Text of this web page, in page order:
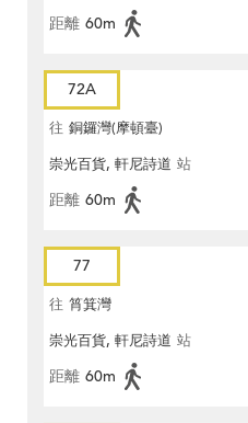
距離 60m
72A
往 銅鑼灣(摩頓臺)
崇光百貨, 軒尼詩道 站
距離 60m
77
往 筲箕灣
崇光百貨, 軒尼詩道 站
距離 60m